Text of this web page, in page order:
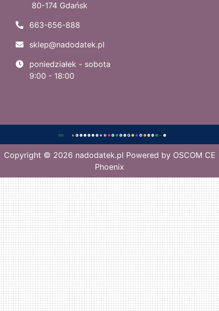
80-174 Gdańsk
663-656-888
sklep@nadodatek.pl
poniedziałek - sobota
9:00 - 18:00
Copyright © 2026 nadodatek.pl Powered by OSCOM CE
Phoenix